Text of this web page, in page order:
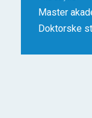
Master
Doktorske